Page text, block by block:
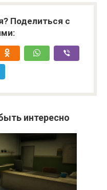
Поделиться с
интересно